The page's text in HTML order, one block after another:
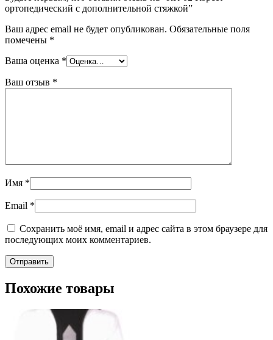
ортопедический с дополнительной стяжкой”
Ваш адрес email не будет опубликован. Обязательные поля
помечены *
Ваша оценка *
Ваш отзыв *
Имя *
Email *
Сохранить моё имя, email и адрес сайта в этом браузере для
последующих моих комментариев.
Похожие товары